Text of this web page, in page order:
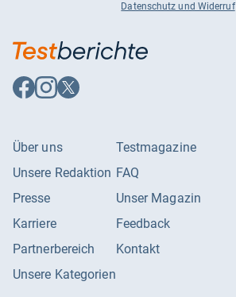
Datenschutz und Widerruf
Auf
Facebook
Auf
Instagram
Auf
X
Über uns
Unsere Redaktion
Presse
Karriere
Partnerbereich
Unsere Kategorien
Testmagazine
FAQ
Unser Magazin
Feedback
Kontakt